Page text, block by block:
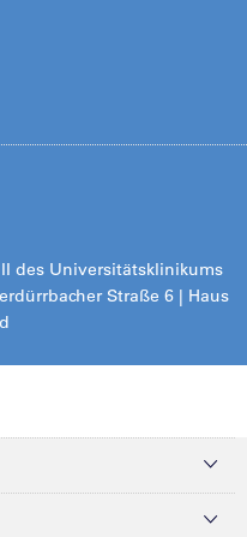
des Universitätsklinikums
Straße 6 | Haus